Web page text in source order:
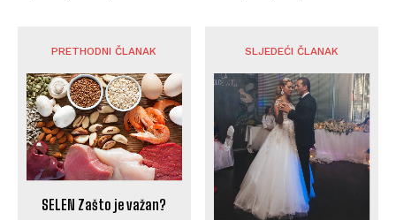
PRETHODNI ČLANAK
SELEN Zašto je važan?
SLJEDEĆI ČLANAK